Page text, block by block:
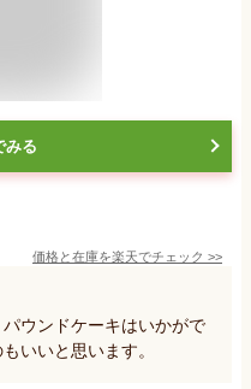
みる
価格と在庫を楽天でチェック >>
ウンドケーキはいかがで
いいと思います。